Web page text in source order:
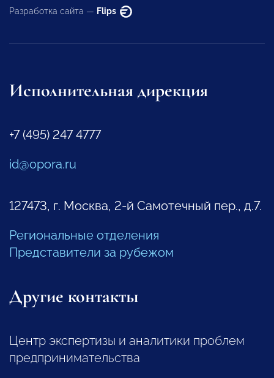
Разработка сайта — Flips
Исполнительная дирекция
+7 (495) 247 4777
id@opora.ru
127473, г. Москва, 2-й Самотечный пер., д.7.
Региональные отделения
Представители за рубежом
Другие контакты
Центр экспертизы и аналитики проблем
предпринимательства